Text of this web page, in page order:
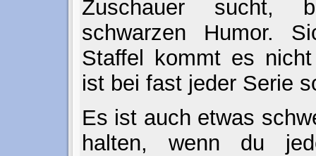
Zuschauer sucht,
schwarzen Humor.
Staffel kommt es
ist bei fast jeder Serie
Es ist auch etwas
halten, wenn du